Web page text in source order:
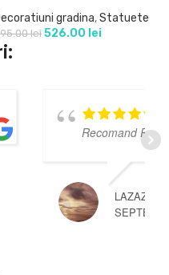
gradina,Statuete
lei 526.00 lei
Super mulțumit
MIHAI
3, 2024